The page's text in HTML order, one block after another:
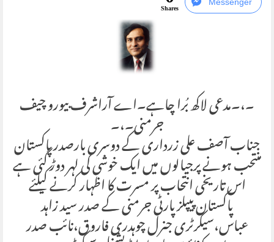
Shares
۔،۔مدعی لاکھ بُرا چاہے۔اے آراشرف بیورو چیف
جرمنی۔،۔
جناب آصف علی زرداری کے دوسری بارصدر پاکستان
منتحب ہونے پرجیالوں میں ایک خوشی کی لہر دوڑ گئی ہے
اس تاریخی انتحاب پر مسرت کا اظہار کرنے کیلئے
پاکستان پیپلزپارٹی جرمنی کے صدر سید زاہد
عباس،سیکرٹری جنرل چوہدری فاروق،نائب صدر